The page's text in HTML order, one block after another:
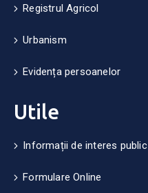
Registrul Agricol
Urbanism
Evidența persoanelor
Utile
Informații de interes public
Formulare Online